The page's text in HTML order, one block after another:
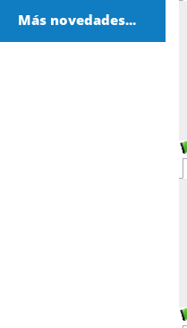
Más novedades...